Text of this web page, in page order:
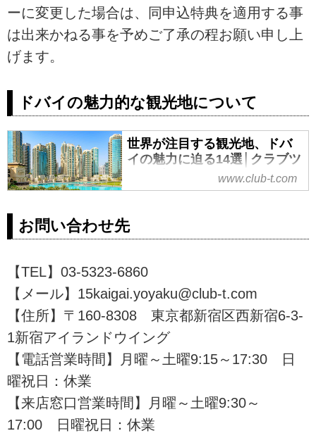
ーに変更した場合は、同申込特典を適用する事
は出来かねる事を予めご了承の程お願い申し上
げます。
ドバイの魅力的な観光地について
世界が注目する観光地、ドバ
イの魅力に迫る14選│クラブツ
力に迫る14選では、 ザ・ドバイ・
キヤ地区、ジュメイラ モスク、ド
バイ水族館、ドバイ博物館、ザ・
ウォーク、タリース スパ、ワイル
ド ワディ ウォーターパーク、ドバ
イモール、ブルジュアルアラブ、
スークエリア、ミラクルガーデン
www.club-t.com
お問い合わせ先
【TEL】03-5323-6860
【メール】15kaigai.yoyaku@club-t.com
【住所】〒160-8308 東京都新宿区西新宿6-3-
1新宿アイランドウイング
【電話営業時間】月曜～土曜9:15～17:30 日
曜祝日：休業
【来店窓口営業時間】月曜～土曜9:30～
17:00 日曜祝日：休業